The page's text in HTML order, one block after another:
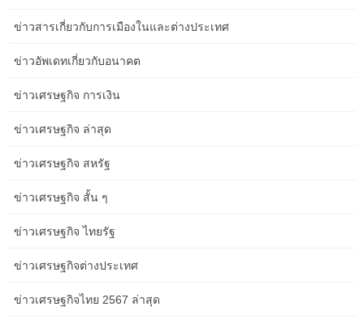
สัมพันธ์ระดับโลกของ OECD (Organizationfor Economic …
โมร็อกโกตั้งเป้าให้เป็นศูนย์กลางการลงทุนระดับภูมิภาคและผู้มีบทบาท
บูรณาการและลึกซึ้ง กล่าวเมื่อวันพุธที่ 5 มีนาคม 2014 ที่ schirat
โมฮัมเหม็ด บุสซาอิด รัฐมนตรีว่าการกระทรวงเศรษฐกิจและการคลัง
อาลี เชอริฟ อัล อิมาด รัฐมนตรีคลังกาตาร์ การประชุมครั้งนี้เป็นส่วน
หนึ่งของคณะกรรมการร่วมระดับสูงโมร็อกโก – กาตารีซึ่งเริ่ม … «
Wessal Casablanca Port » โครงการคือ « โมเดล โครงการเชิง
โครงสร้างและนวัตกรรมในแง่ของการมองเห็นและการจัดหาเงินทุน
ตามที่ได้รับการยืนยันจากรัฐมนตรีว่าการกระทรวงเศรษฐกิจและการ
คลัง นาย Mohamed Boussaid เมื่อวันอังคารที่ 1st 2014ในการ
ข่าวสารเกี่ยวกับการเมืองในและต่างประเทศ
ข่าวอัพเดทเกี่ยวกับอนาคต
ข่าวเศรษฐกิจ การเงิน
ข่าวเศรษฐกิจ ล่าสุด
ข่าวเศรษฐกิจ สหรัฐ
ข่าวเศรษฐกิจ สั้น ๆ
ข่าวเศรษฐกิจ ไทยรัฐ
ข่าวเศรษฐกิจต่างประเทศ
ข่าวเศรษฐกิจไทย 2567 ล่าสุด